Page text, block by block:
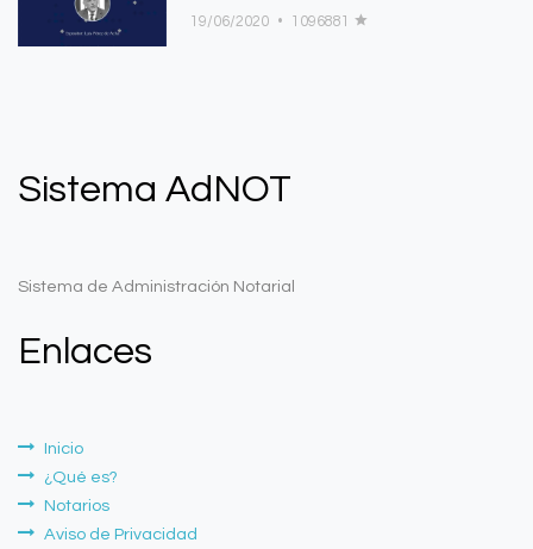
19/06/2020 • 1096881
Sistema AdNOT
Sistema de Administración Notarial
Enlaces
Inicio
¿Qué es?
Notarios
Aviso de Privacidad